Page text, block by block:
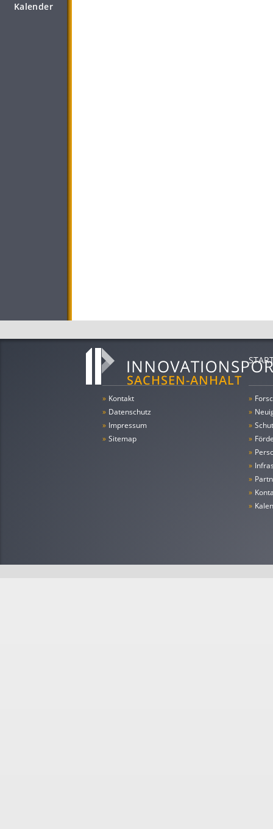
Kalender
» Kontakt
» Datenschutz
» Impressum
» Sitemap
»
»
»
»
»
»
»
»
»